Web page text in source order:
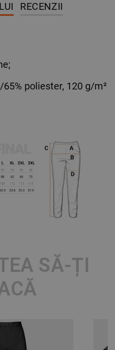
RECENZII
poliester, 120 g/m²
SĂ-ȚI